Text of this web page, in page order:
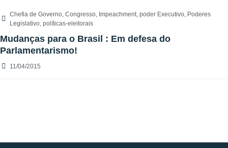
Chefia de Governo Congresso Impeachment poder Executivo Poderes
Legislativo políticas-eleitorais
Mudanças para o Brasil : Em defesa do
Parlamentarismo!
11/04/2015